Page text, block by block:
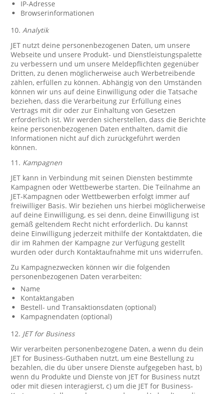
IP-Adresse
Browserinformationen
10.Analytik
JET nutzt deine personenbezogenen Daten, um unsere
Webseite und unsere Produkt- und Dienstleistungspalette
zu verbessern und um unsere Meldepflichten gegenüber
Dritten, zu denen möglicherweise auch Werbetreibende
zählen, erfüllen zu können. Abhängig von den Umständen
können wir uns auf deine Einwilligung oder die Tatsache
beziehen, dass die Verarbeitung zur Erfüllung eines
Vertrags mit dir oder zur Einhaltung von Gesetzen
erforderlich ist. Wir werden sicherstellen, dass die Berichte
keine personenbezogenen Daten enthalten, damit die
Informationen nicht auf dich zurückgeführt werden
können.
11. Kampagnen
JET kann in Verbindung mit seinen Diensten bestimmte
Kampagnen oder Wettbewerbe starten. Die Teilnahme an
JET-Kampagnen oder Wettbewerben erfolgt immer auf
freiwilliger Basis. Wir beziehen uns hierbei möglicherweise
auf deine Einwilligung, es sei denn, deine Einwilligung ist
gemäß geltendem Recht nicht erforderlich. Du kannst
deine Einwilligung jederzeit mithilfe der Kontaktdaten, die
dir im Rahmen der Kampagne zur Verfügung gestellt
wurden oder durch Kontaktaufnahme mit uns widerrufen.
Zu Kampagnezwecken können wir die folgenden
personenbezogenen Daten verarbeiten:
Name
Kontaktangaben
Bestell- und Transaktionsdaten (optional)
Kampagnendaten (optional)
12. JET for Business
Wir verarbeiten personenbezogene Daten, a wenn du dein
JET for Business-Guthaben nutzt, um eine Bestellung zu
bezahlen, die du über unsere Dienste aufgegeben hast, b)
wenn du Produkte und Dienste von JET for Business nutzt
oder mit diesen interagierst, c) um die JET for Business-